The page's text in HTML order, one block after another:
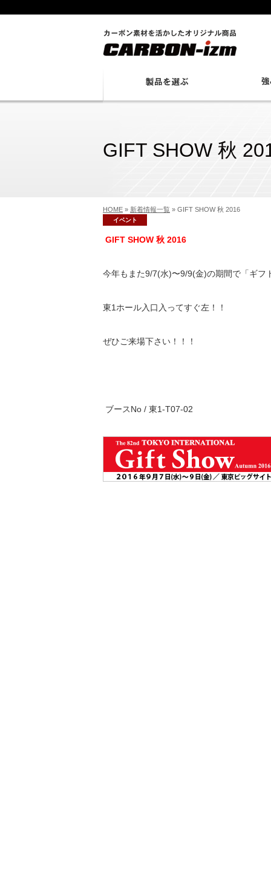
GIFT SHOW 秋
HOME » 新着情報一覧 » GIFT SHOW 秋 2016
イベント
GIFT SHOW 秋 2016
今年もまた9/7(水)〜9/9(金)の期間で「ギフ
東1ホール入口入ってすぐ左！！
ぜひご来場下さい！！！
ブースNo / 東1-T07-02